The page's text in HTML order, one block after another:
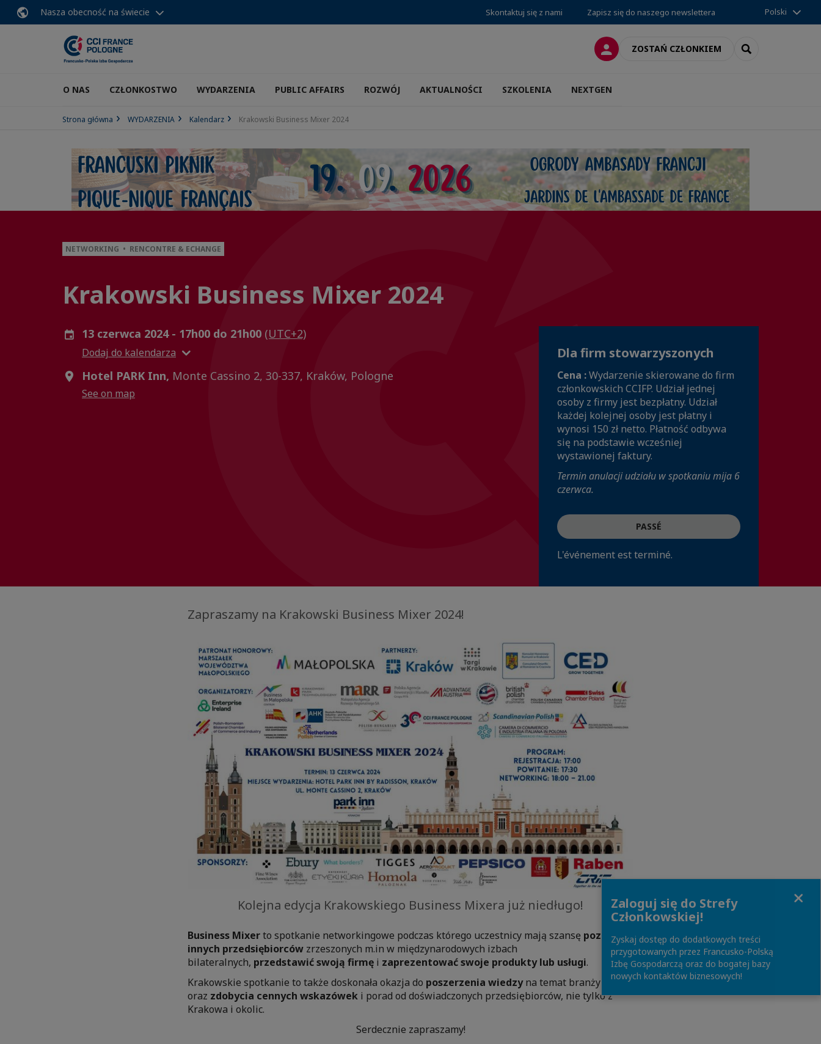
Nasza obecność na świecie Skontaktuj się z nami Zapisz się do naszego newslettera Polski
LOGOWANIEZOSTAŃ CZŁONKIEM SEARCH
O NAS CZŁONKOSTWO WYDARZENIA PUBLIC AFFAIRS ROZWÓJ AKTUALNOŚCI SZKOLENIA NEXTGEN
Strona główna WYDARZENIA Kalendarz Krakowski Business Mixer 2024
NETWORKING • RENCONTRE & ECHANGE
Krakowski Business Mixer 2024
13 czerwca 2024 - 17h00 do 21h00 (UTC+2)
Dodaj do kalendarza
Hotel PARK Inn, Monte Cassino 2, 30-337, Kraków, Pologne
See on map
Dla firm stowarzyszonych
Cena :Wydarzenie skierowane do firm
członkowskich CCIFP. Udział jednej
osoby z firmy jest bezpłatny. Udział
każdej kolejnej osoby jest płatny i
wynosi 150 zł netto. Płatność odbywa
się na podstawie wcześniej
wystawionej faktury.
Termin anulacji udziału w spotkaniu mija 6
czerwca.
PASSÉ
L'événement est terminé.
Zapraszamy na Krakowski Business Mixer 2024!
Kolejna edycja Krakowskiego Business Mixera już niedługo!
Business Mixerto spotkanie networkingowe podczas którego uczestnicy mają szansę poznać
innych przedsiębiorców zrzeszonych m.in w międzynarodowych izbach
bilateralnych, przedstawić swoją firmę i zaprezentować swoje produkty lub usługi.
Krakowskie spotkanie to także doskonała okazja do poszerzenia wiedzyna temat branży
oraz zdobycia cennych wskazówek i porad od doświadczonych przedsiębiorców, nie tylko z
Krakowa i okolic.
Serdecznie zapraszamy!
Zaloguj się do Strefy
Członkowskiej!
Zyskaj dostęp do dodatkowych treści
przygotowanych przez Francusko-Polską
Izbę Gospodarczą oraz do bogatej bazy
nowych kontaktów biznesowych!